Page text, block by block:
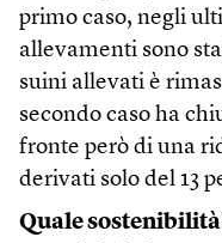
primo caso, negli
allevamenti sono
suini allevati è
secondo caso ha
fronte però di una
derivati solo del 13
Quale